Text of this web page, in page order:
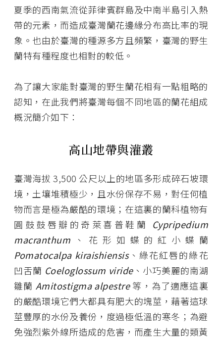
夏季的西南氣流從菲律賓群島及中南半島引入熱
帶的元素，而造成臺灣蘭花邊緣分布高比率的現
象。也由於臺灣的種源多方且頻繁，臺灣的野生
蘭特有種程度也相對的較低。
為了讓大家能對臺灣的野生蘭花相有一點粗略的
認知，在此我們將臺灣每個不同地區的蘭花組成
概況簡介如下：
高山地帶與灌叢
臺灣海拔 3,500 公尺以上的地區多形成碎石坡環
境，土壤堆積極少，且水份保存不易，對任何植
物而言是極為嚴酷的環境；在這裏的蘭科植物有
圓鼓鼓唇瓣的奇萊喜普鞋蘭 Cypripedium
macranthum 、花形如蝶的紅小蝶蘭
Pomatocalpa kiraishiensis、綠花紅唇的綠花
凹舌蘭 Coeloglossum viride、小巧美麗的南湖
雛蘭 Amitostigma alpestre等，為了適應這裏
的嚴酷環境它們大都具有肥大的塊莖，藉著這球
莖豐厚的水份及養份，度過極低溫的寒冬；為避
免強烈紫外線所造成的危害，而產生大量的類黃